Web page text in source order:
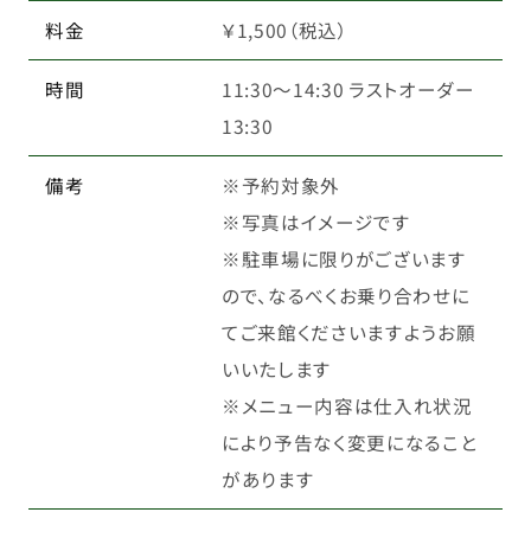
料金 ￥1,500（税込）
時間
11:30〜14:30 ラストオーダー
13:30
備考
※予約対象外
※写真はイメージです
※駐車場に限りがございます
ので、なるべくお乗り合わせに
てご来館くださいますようお願
いいたします
※メニュー内容は仕入れ状況
により予告なく変更になること
があります